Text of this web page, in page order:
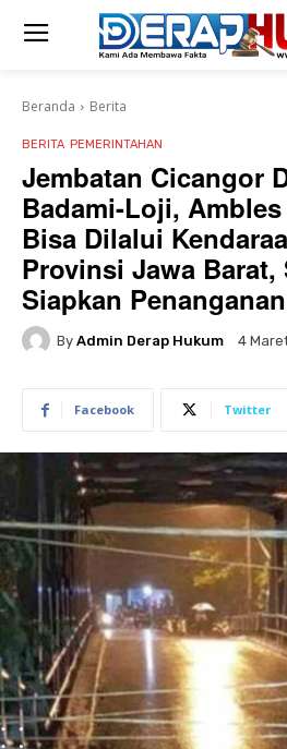
Beranda Berita
BERITA PEMERINTAHAN
Jembatan Cicangor
Badami-Loji,
Bisa Dilalui
Provinsi Jawa Barat,
Siapkan
By Admin Derap Hukum 4
Facebook Twitter